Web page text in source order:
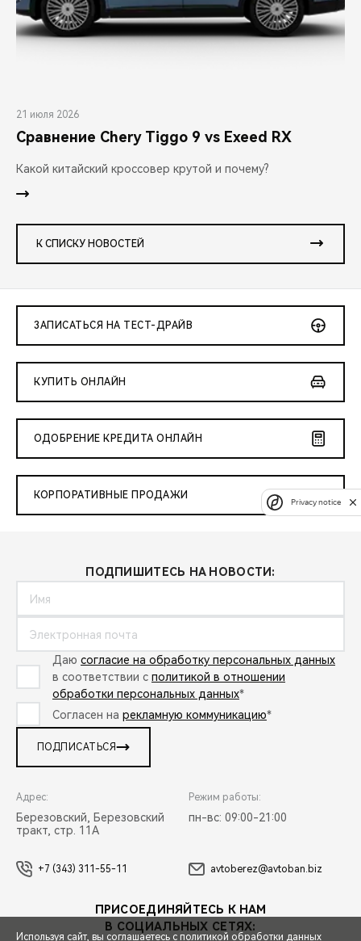
21 июля 2026
Сравнение Chery Tiggo 9 vs Exeed RX
Какой китайский кроссовер крутой и почему?
К СПИСКУ НОВОСТЕЙ
ЗАПИСАТЬСЯ НА ТЕСТ-ДРАЙВ
КУПИТЬ ОНЛАЙН
ОДОБРЕНИЕ КРЕДИТА ОНЛАЙН
КОРПОРАТИВНЫЕ ПРОДАЖИ
ПОДПИШИТЕСЬ НА НОВОСТИ:
Даю согласие на обработку персональных данных
в соответствии с политикой в отношении
обработки персональных данных*
Согласен на рекламную коммуникацию*
ПОДПИСАТЬСЯ
Адрес:
Березовский, Березовский
тракт, стр. 11А
Режим работы:
пн-вс: 09:00-21:00
+7 (343) 311-55-11 avtoberez@avtoban.biz
ПРИСОЕДИНЯЙТЕСЬ К НАМ
В СОЦИАЛЬНЫХ СЕТЯХ:
Используя сайт, вы соглашаетесь с политикой обработки данных
Privacy notice